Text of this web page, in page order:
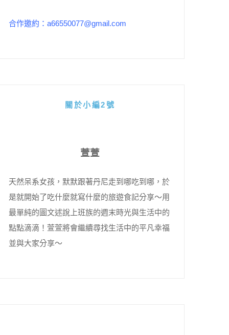
合作邀約：a66550077@gmail.com
關於小編2號
萱萱
天然呆系女孩，默默跟著丹尼走到哪吃到哪，於
是就開始了吃什麼就寫什麼的旅遊食記分享～用
最單純的圖文述說上班族的週末時光與生活中的
點點滴滴！萱萱將會繼續尋找生活中的平凡幸福
並與大家分享～